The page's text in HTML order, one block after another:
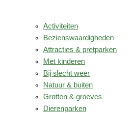
Activiteiten
Bezienswaardigheden
Attracties & pretparken
Met kinderen
Bij slecht weer
Natuur & buiten
Grotten & groeves
Dierenparken